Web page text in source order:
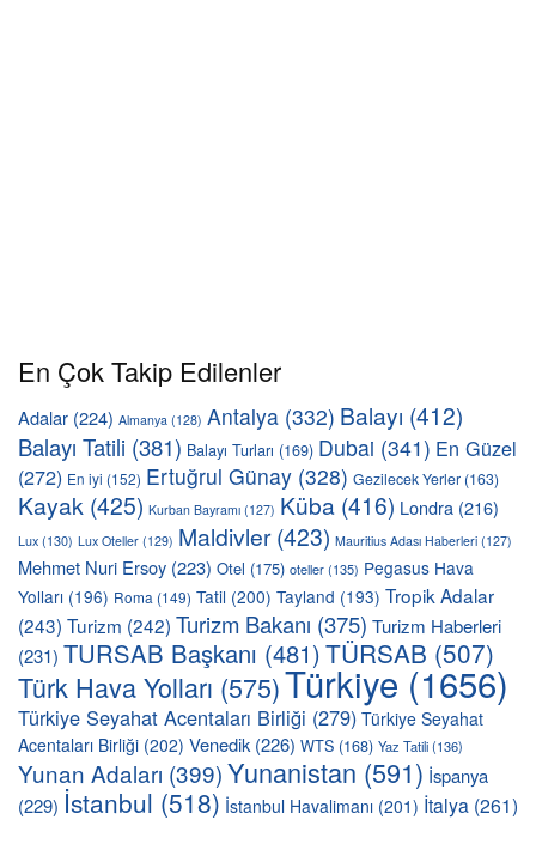
En Çok Takip Edilenler
Adalar (224) Almanya (128) Antalya (332) Balayı (412)
Balayı Tatili (381) Balayı Turları (169) Dubai (341) En Güzel
(272) En iyi (152) Ertuğrul Günay (328) Gezilecek Yerler (163)
Kayak (425) Kurban Bayramı (127) Küba (416) Londra (216)
Lux (130) Lux Oteller (129) Maldivler(423) Mauritius Adası Haberleri (127)
Mehmet Nuri Ersoy (223) Otel (175) oteller(135) Pegasus Hava
Yolları (196) Roma (149) Tatil (200) Tayland (193) Tropik Adalar
(243) Turizm (242) Turizm Bakanı (375) Turizm Haberleri
(231) TURSAB Başkanı (481)TÜRSAB (507)
Türk Hava Yolları (575)Türkiye (1656)
Türkiye Seyahat Acentaları Birliği (279) Türkiye Seyahat
Acentaları Birliği (202) Venedik(226) WTS (168) Yaz Tatili(136)
Yunan Adaları (399)Yunanistan (591) İspanya
(229) İstanbul (518) İstanbul Havalimanı (201) İtalya (261)